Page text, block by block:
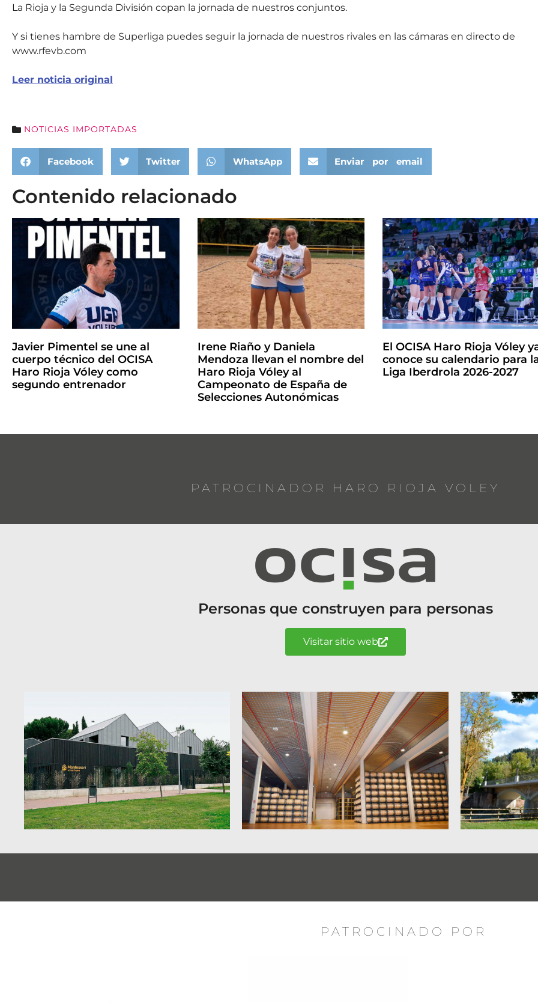
La Rioja y la Segunda División copan la jornada de nuestros conjuntos.
Y si tienes hambre de Superliga puedes seguir la jornada de nuestros rivales en las cámaras en directo de
www.rfevb.com
Leer noticia original
NOTICIAS IMPORTADAS
Facebook Twitter WhatsApp Enviar por email
Contenido relacionado
Javier Pimentel se une al
cuerpo técnico del OCISA
Haro Rioja Vóley como
segundo entrenador
Irene Riaño y Daniela
Mendoza llevan el nombre del
Haro Rioja Vóley al
Campeonato de España de
Selecciones Autonómicas
El OCISA Haro Rioja Vóley
conoce su calendario para
Liga Iberdrola 2026-2027
PATROCINADOR HARO RIOJA VOLEY
Personas que construyen para personas
Visitar sitio web
PATROCINADO POR